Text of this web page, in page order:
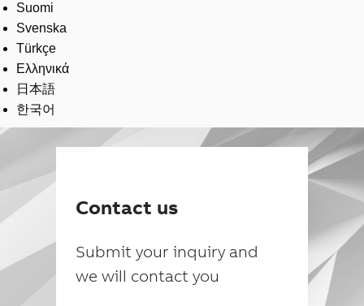
Suomi
Svenska
Türkçe
Ελληνικά
日本語
한국어
Contact us
Submit your inquiry and
we will contact you